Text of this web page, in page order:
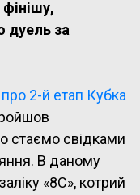
дуель за
про 2-й етап Кубка
стаємо свідками
В даному
«8С», котрий